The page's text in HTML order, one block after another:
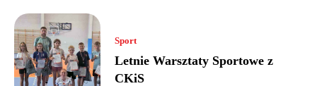
Sport
Letnie Warsztaty Sportowe z
CKiS